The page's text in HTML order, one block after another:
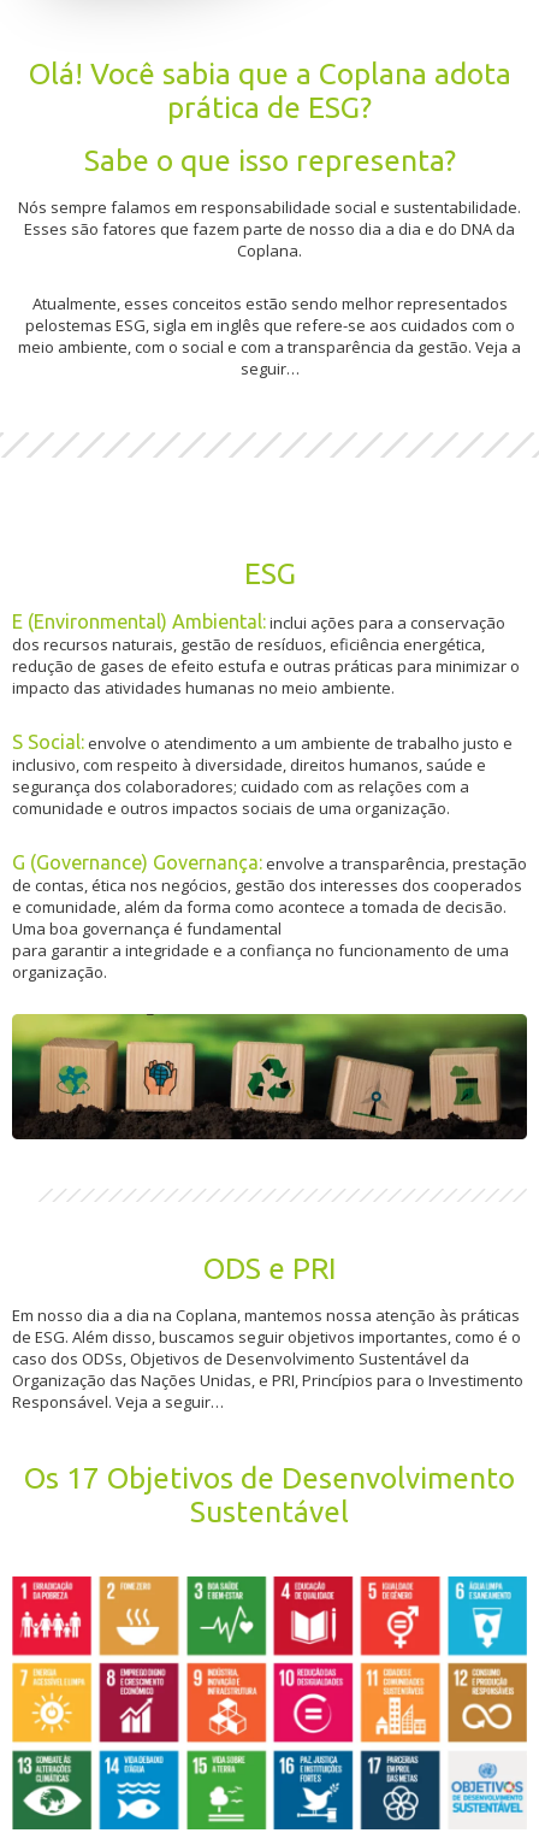
Olá! Você sabia que a Coplana adota
prática de ESG?
Sabe o que isso representa?
Nós sempre falamos em responsabilidade social e sustentabilidade.
Esses são fatores que fazem parte de nosso dia a dia e do DNA da
Coplana.
Atualmente, esses conceitos estão sendo melhor representados
pelostemas ESG, sigla em inglês que refere-se aos cuidados com o
meio ambiente, com o social e com a transparência da gestão. Veja a
seguir…
ESG
E (Environmental) Ambiental:inclui ações para a conservação
dos recursos naturais, gestão de resíduos, eficiência energética,
redução de gases de efeito estufa e outras práticas para minimizar o
impacto das atividades humanas no meio ambiente.
S Social: envolve o atendimento a um ambiente de trabalho justo e
inclusivo, com respeito à diversidade, direitos humanos, saúde e
segurança dos colaboradores; cuidado com as relações com a
comunidade e outros impactos sociais de uma organização.
G (Governance) Governança: envolve a transparência, prestação
de contas, ética nos negócios, gestão dos interesses dos cooperados
e comunidade, além da forma como acontece a tomada de decisão.
Uma boa governança é fundamental
para garantir a integridade e a confiança no funcionamento de uma
organização.
ODS e PRI
Em nosso dia a dia na Coplana, mantemos nossa atenção às práticas
de ESG. Além disso, buscamos seguir objetivos importantes, como é o
caso dos ODSs, Objetivos de Desenvolvimento Sustentável da
Organização das Nações Unidas, e PRI, Princípios para o Investimento
Responsável. Veja a seguir…
Os 17 Objetivos de Desenvolvimento
Sustentável